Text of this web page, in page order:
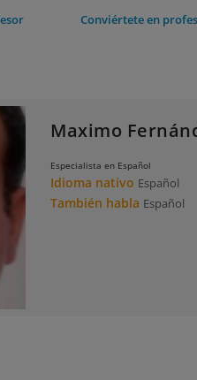
Conviértete en
Maximo
Especialista en Español
Idioma nativo Español
También habla Español